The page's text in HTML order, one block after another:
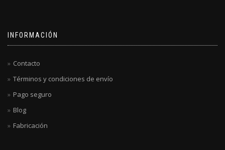
INFORMACIÓN
Contacto
Términos y condiciones de envío
Pago seguro
Blog
Fabricación